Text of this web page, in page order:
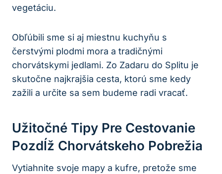
vegetáciu.
Obľúbili sme si aj miestnu kuchyňu s
čerstvými plodmi mora a tradičnými
chorvátskymi jedlami. Zo Zadaru do Splitu je
skutočne najkrajšia cesta, ktorú sme kedy
zažili a určite sa sem budeme radi vracať.
Užitočné Tipy Pre Cestovanie
Pozdĺž Chorvátskeho Pobrežia
Vytiahnite svoje mapy a kufre, pretože sme